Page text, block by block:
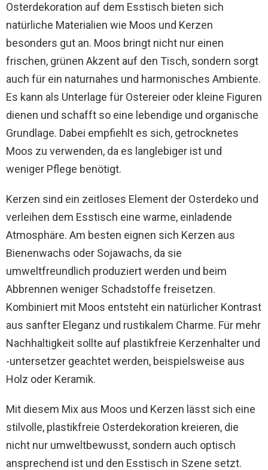
Osterdekoration auf dem Esstisch bieten sich
natürliche Materialien wie Moos und Kerzen
besonders gut an. Moos bringt nicht nur einen
frischen, grünen Akzent auf den Tisch, sondern sorgt
auch für ein naturnahes und harmonisches Ambiente.
Es kann als Unterlage für Ostereier oder kleine Figuren
dienen und schafft so eine lebendige und organische
Grundlage. Dabei empfiehlt es sich, getrocknetes
Moos zu verwenden, da es langlebiger ist und
weniger Pflege benötigt.
Kerzen sind ein zeitloses Element der Osterdeko und
verleihen dem Esstisch eine warme, einladende
Atmosphäre. Am besten eignen sich Kerzen aus
Bienenwachs oder Sojawachs, da sie
umweltfreundlich produziert werden und beim
Abbrennen weniger Schadstoffe freisetzen.
Kombiniert mit Moos entsteht ein natürlicher Kontrast
aus sanfter Eleganz und rustikalem Charme. Für mehr
Nachhaltigkeit sollte auf plastikfreie Kerzenhalter und
-untersetzer geachtet werden, beispielsweise aus
Holz oder Keramik.
Mit diesem Mix aus Moos und Kerzen lässt sich eine
stilvolle, plastikfreie Osterdekoration kreieren, die
nicht nur umweltbewusst, sondern auch optisch
ansprechend ist und den Esstisch in Szene setzt.